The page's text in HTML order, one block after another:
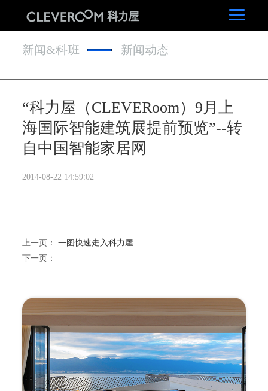
新闻&科班 新闻动态
“科力屋（CLEVERoom）9月上
海国际智能建筑展提前预览”--转
自中国智能家居网
2014-08-22 14:59:02
上一页：
一图快速走入科力屋
下一页：